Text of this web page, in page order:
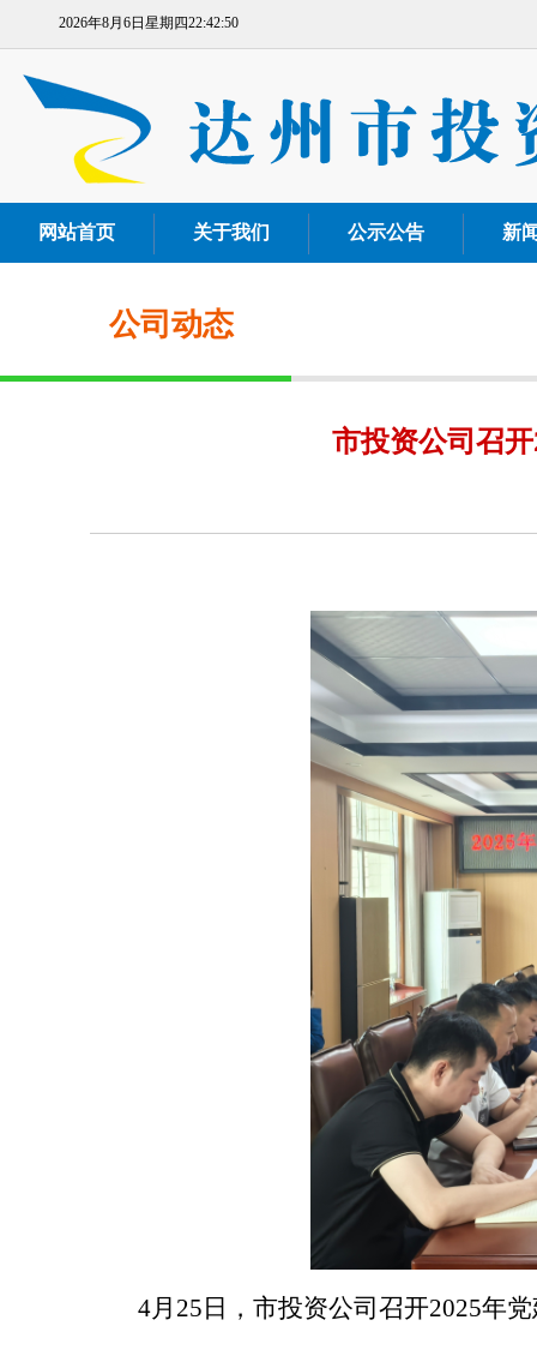
2026年8月6日星期四22:42:51
网站首页 关于我们 公示公告 新
公司动态
市投资公司召
4月25日，市投资公司召开2025年